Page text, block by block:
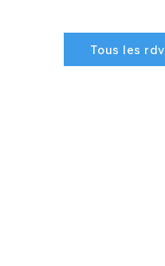
Tous les rdv